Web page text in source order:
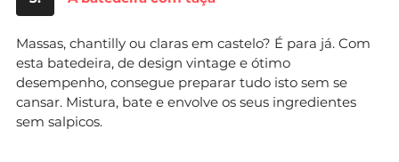
Massas, chantilly ou claras em castelo? É para já. Com
esta batedeira, de design vintage e ótimo
desempenho, consegue preparar tudo isto sem se
cansar. Mistura, bate e envolve os seus ingredientes
sem salpicos.